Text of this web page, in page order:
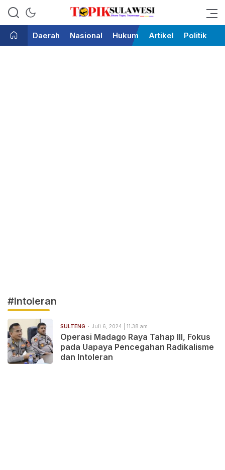
Topik Sulawesi
Bicara Tegas Terpercaya
Daerah
Nasional Hukum Artikel Politik
#Intoleran
SULTENG Juli 6, 2024 | 11:38 am
Operasi Madago Raya Tahap III, Fokus
pada Uapaya Pencegahan Radikalisme
dan Intoleran